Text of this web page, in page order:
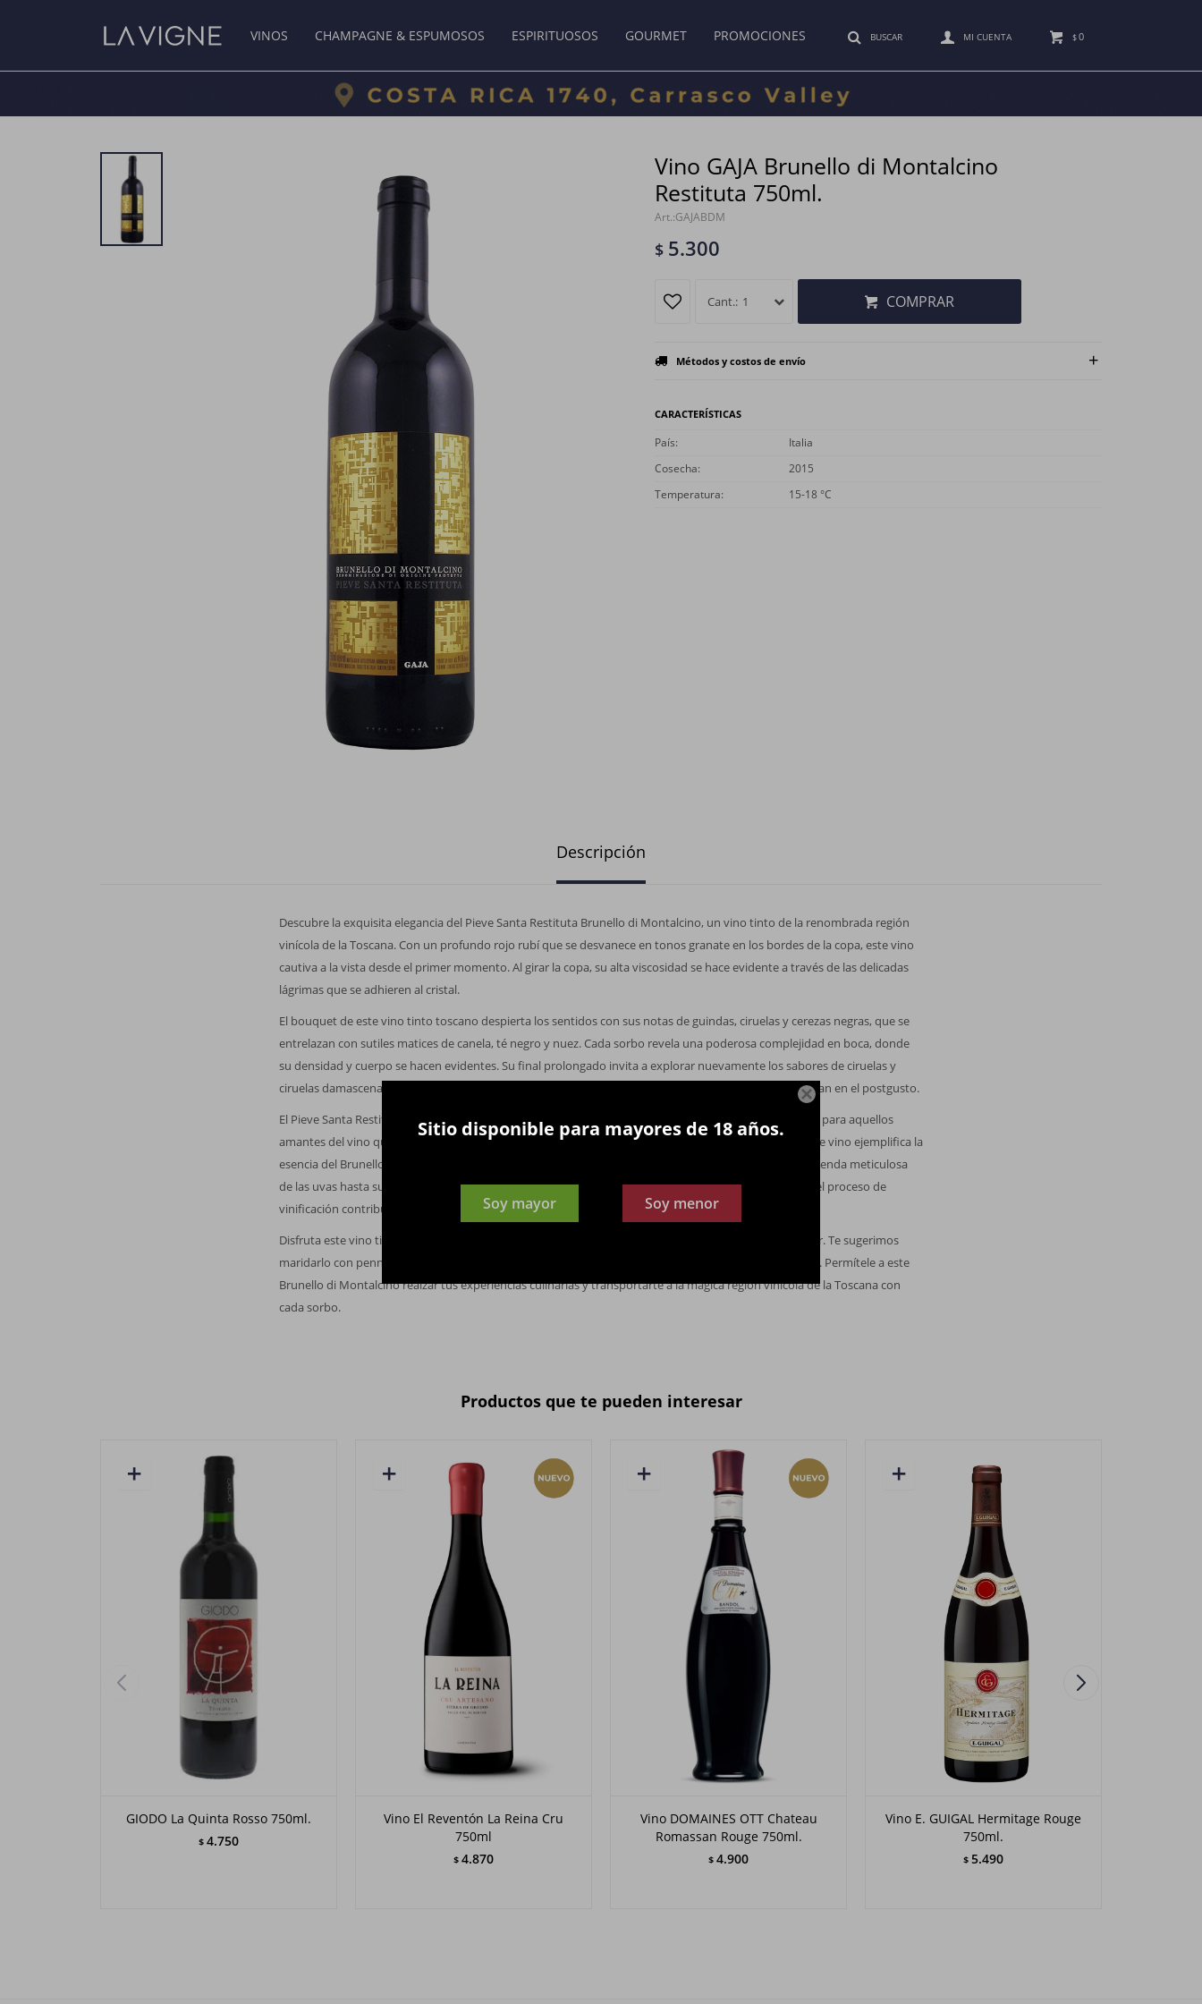

Sitio disponible para mayores de 18 años.
Soy mayor Soy menor
VINOS CHAMPAGNE & ESPUMOSOS ESPIRITUOSOS GOURMET PROMOCIONES $0
Vino GAJA Brunello di Montalcino
Restituta 750ml.
GAJABDM
$ 5.300
1 COMPRAR
Métodos y costos de envío
CARACTERÍSTICAS
País
Italia
Cosecha
2015
Temperatura
15-18 °C
Descripción
Descubre la exquisita elegancia del Pieve Santa Restituta Brunello di Montalcino, un vino tinto de la renombrada región
vinícola de la Toscana. Con un profundo rojo rubí que se desvanece en tonos granate en los bordes de la copa, este vino
cautiva a la vista desde el primer momento. Al girar la copa, su alta viscosidad se hace evidente a través de las delicadas
lágrimas que se adhieren al cristal.
El bouquet de este vino tinto toscano despierta los sentidos con sus notas de guindas, ciruelas y cerezas negras, que se
entrelazan con sutiles matices de canela, té negro y nuez. Cada sorbo revela una poderosa complejidad en boca, donde
su densidad y cuerpo se hacen evidentes. Su final prolongado invita a explorar nuevamente los sabores de ciruelas y
ciruelas damascenas, mientras que sutiles notas minerales provenientes del suelo arcilloso se entrelazan en el postgusto.
El Pieve Santa Restituta Brunello di Montalcino es un vino seco de la reconocida bodega Gaja, perfecto para aquellos
amantes del vino que buscan un carácter seco inigualable. Elaborado a partir de la uva Sangiovese, este vino ejemplifica la
esencia del Brunello di Montalcino, una auténtica expresión del Viejo Mundo. Desde la selección y molienda meticulosa
de las uvas hasta su fermentación a temperatura controlada y su posterior maduración, cada etapa del proceso de
vinificación contribuye a su excepcional calidad.
Disfruta este vino tinto italiano entre 15 y 18°C y acompáñalo de deliciosos platos que realcen su sabor. Te sugerimos
maridarlo con penne de rúcula, un curry de garbanzos o una reconfortante olla de verduras con pesto. Permítele a este
Brunello di Montalcino realzar tus experiencias culinarias y transportarte a la mágica región vinícola de la Toscana con
cada sorbo.
Productos que te pueden interesar
GIODO La Quinta Rosso 750ml.
$ 4.750
Vino El Reventón La Reina Cru
750ml
$ 4.870
Vino DOMAINES OTT Chateau
Romassan Rouge 750ml.
$ 4.900
Vino E. GUIGAL Hermitage Rouge
750ml.
$ 5.490